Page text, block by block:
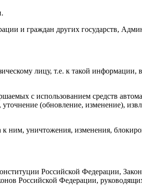
и граждан других государств,
лицу, т.е. к такой информации, в
с использованием средств
(обновление, изменение),
ним, уничтожения, изменения,
Российской Федерации,
Российской Федерации,